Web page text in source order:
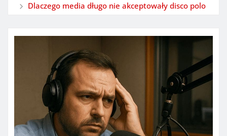
Dlaczego media długo nie akceptowały disco polo